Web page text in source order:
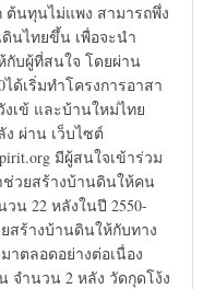
ต้นทุนไม่แพง สามารถพึ่ง
นไทยขึ้น เพื่อจะนำ
กับผู้ที่สนใจ โดยผ่าน
ด้เริ่มทำโครงการอาสา
เข้ และบ้านใหม่ไทย
ผ่าน เว็บไซต์
มีผู้สนใจเข้าร่วม
ช่วยสร้างบ้านดินให้คน
น 22 หลังในปี 2550-
สร้างบ้านดินให้กับทาง
าตลอดอย่างต่อเนื่อง
จำนวน 2 หลัง วัดกุดโง้ง